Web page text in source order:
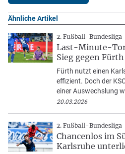
Ähnliche Artikel
2. Fußball-Bundesliga
Last-Minute-
Sieg gegen Fürth
Fürth nutzt einen
effizient. Doch der
einer Auswechslung
20.03.2026
2. Fußball-Bundesliga
Chancenlos im
Karlsruhe